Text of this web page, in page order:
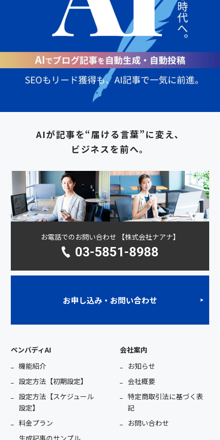
AIが記事を“届ける言葉”に変え、
ビジネスを前へ。
お電話でのお問い合わせ 【株式会社ナアナ】
03-5851-8988
お申し込み・お問い合わせ
ペンバディAI
機能紹介
設定方法【初期設定】
設定方法【スケジュール
設定】
料金プラン
生成記事のサンプル
会社案内
お知らせ
会社概要
特定商取引法に基づく表
記
お問い合わせ